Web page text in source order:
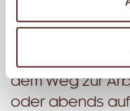
Atmosphäre,
Begrüßung und
dem Weg zur
oder abends